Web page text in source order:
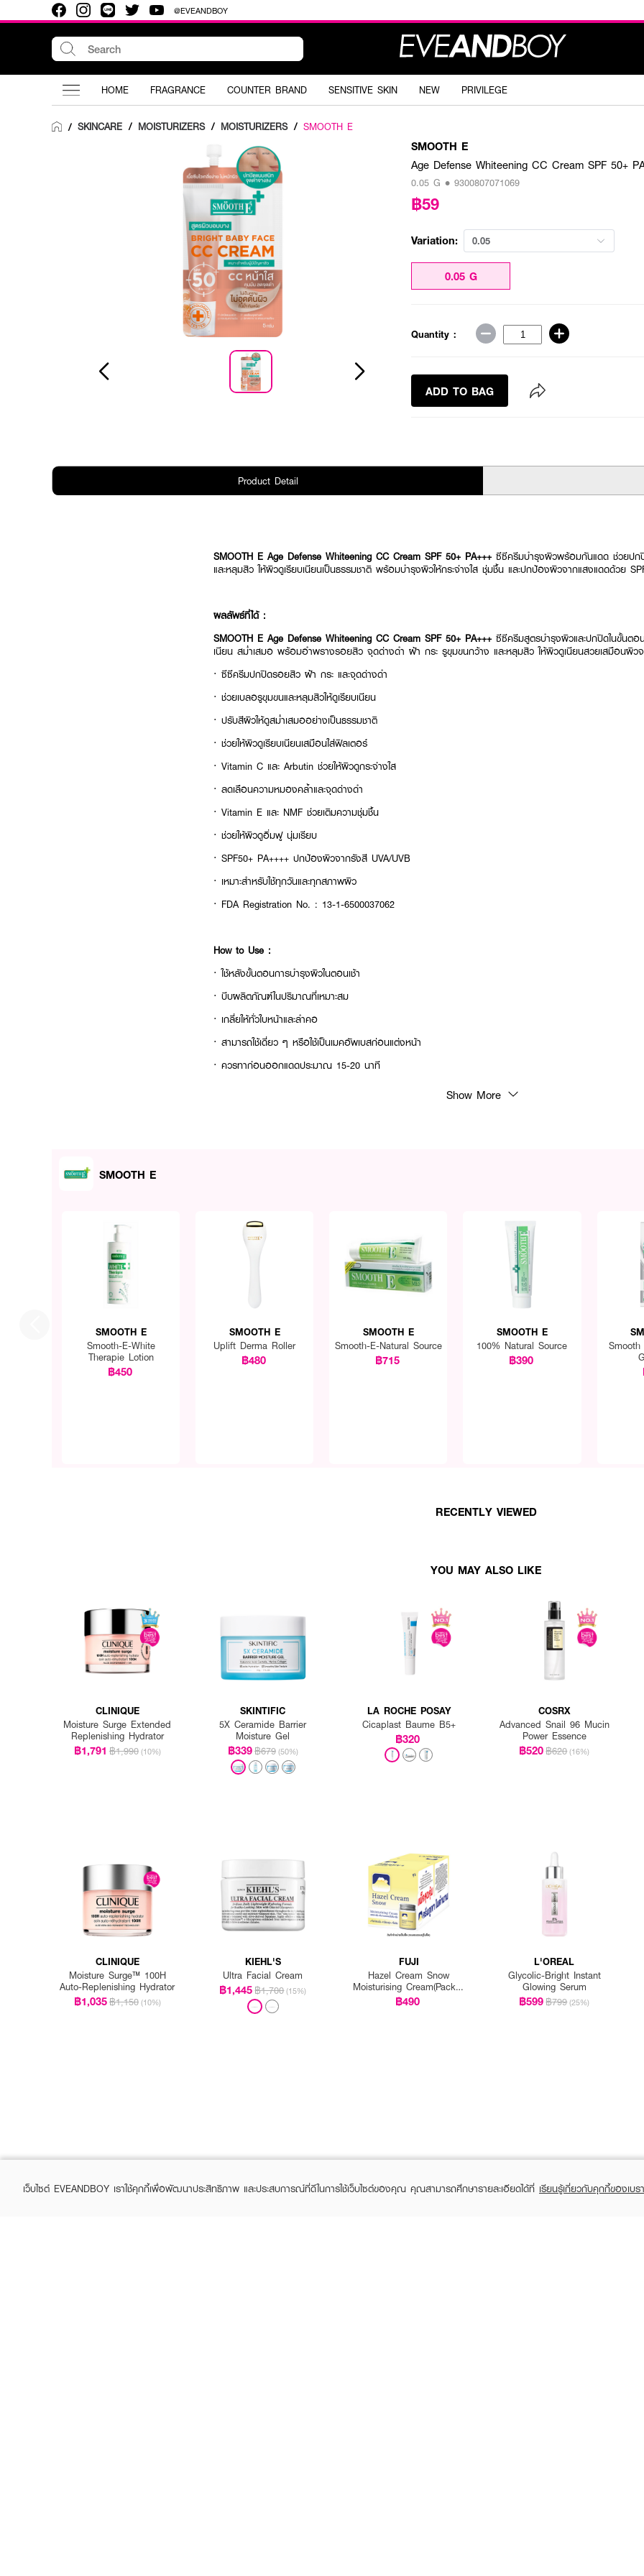
@EVEANDBOY
HOME FRAGRANCE COUNTER BRAND SENSITIVE SKIN NEW PRIVILEGE
/ SKINCARE / MOISTURIZERS / MOISTURIZERS / SMOOTH E
SMOOTH E
Age Defense Whiteening CC Cream SPF 50+
0.05 G • 9300807071069
฿59
Variation: 0.05
0.05 G
Quantity :
ADD TO BAG
Product Detail
SMOOTH E Age Defense Whiteening CC Cream SPF 50+ PA+++ ซีซีครีมบำรุงผิวพร้อมกันแดด ช่วยป
และหลุมสิว ให้ผิวดูเรียบเนียนเป็นธรรมชาติ พร้อมบำรุงผิวให้กระจ่างใส ชุ่มชื้น และปกป้องผิวจากแสงแดดด้วย
ผลลัพธ์ที่ได้ :
SMOOTH E Age Defense Whiteening CC Cream SPF 50+ PA+++ ซีซีครีมสูตรบำรุงผิวและปกปิดในขั้นตอ
เนียน สม่ำเสมอ พร้อมอำพรางรอยสิว จุดด่างดำ ฝ้า กระ รูขุมขนกว้าง และหลุมสิว ให้ผิวดูเนียนสวยเสมือนผิว
· ซีซีครีมปกปิดรอยสิว ฝ้า กระ และจุดด่างดำ
· ช่วยเบลอรูขุมขนและหลุมสิวให้ดูเรียบเนียน
· ปรับสีผิวให้ดูสม่ำเสมออย่างเป็นธรรมชาติ
· ช่วยให้ผิวดูเรียบเนียนเสมือนใส่ฟิลเตอร์
· Vitamin C และ Arbutin ช่วยให้ผิวดูกระจ่างใส
· ลดเลือนความหมองคล้ำและจุดด่างดำ
· Vitamin E และ NMF ช่วยเติมความชุ่มชื้น
· ช่วยให้ผิวดูอิ่มฟู นุ่มเรียบ
· SPF50+ PA++++ ปกป้องผิวจากรังสี UVA/UVB
· เหมาะสำหรับใช้ทุกวันและทุกสภาพผิว
· FDA Registration No. : 13-1-6500037062
How to Use :
· ใช้หลังขั้นตอนการบำรุงผิวในตอนเช้า
· บีบผลิตภัณฑ์ในปริมาณที่เหมาะสม
· เกลี่ยให้ทั่วใบหน้าและลำคอ
· สามารถใช้เดี่ยว ๆ หรือใช้เป็นเมคอัพเบสก่อนแต่งหน้า
· ควรทาก่อนออกแดดประมาณ 15-20 นาที
Show More
SMOOTH E
SMOOTH E
Smooth-E-White
Therapie Lotion
฿450
SMOOTH E
Uplift Derma Roller
฿480
SMOOTH E
Smooth-E-Natural Source
฿715
SMOOTH E
100% Natural Source
฿390
RECENTLY VIEWED
YOU MAY ALSO LIKE
CLINIQUE
Moisture Surge Extended
Replenishing Hydrator
฿1,791 ฿1,990 (10%)
SKINTIFIC
5X Ceramide Barrier
Moisture Gel
฿339฿679 (50%)
LA ROCHE POSAY
Cicaplast Baume B5+
฿320
COSRX
Advanced Snail 96 Mucin
Power Essence
฿520฿620 (16%)
CLINIQUE
Moisture Surge™ 100H
Auto-Replenishing Hydrator
฿1,035฿1,150 (10%)
KIEHL'S
Ultra Facial Cream
฿1,445฿1,700 (15%)
FUJI
Hazel Cream Snow
Moisturising Cream(Pack 1
Get 1 Free)
฿490
L'OREAL
Glycolic-Bright Instant
Glowing Serum
฿599฿799 (25%)
เว็บไซต์ EVEANDBOY เราใช้คุกกี้เพื่อพัฒนาประสิทธิภาพ และประสบการณ์ที่ดีในการใช้เว็บไซต์ของคุณ คุณสามารถศึกษารายละเอียดได้ที่ เรียนรู้เกี่ยวกับคุกกี้ของเบร